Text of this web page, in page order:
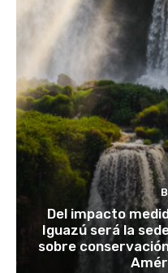
Del impacto
Iguazú será la
sobre